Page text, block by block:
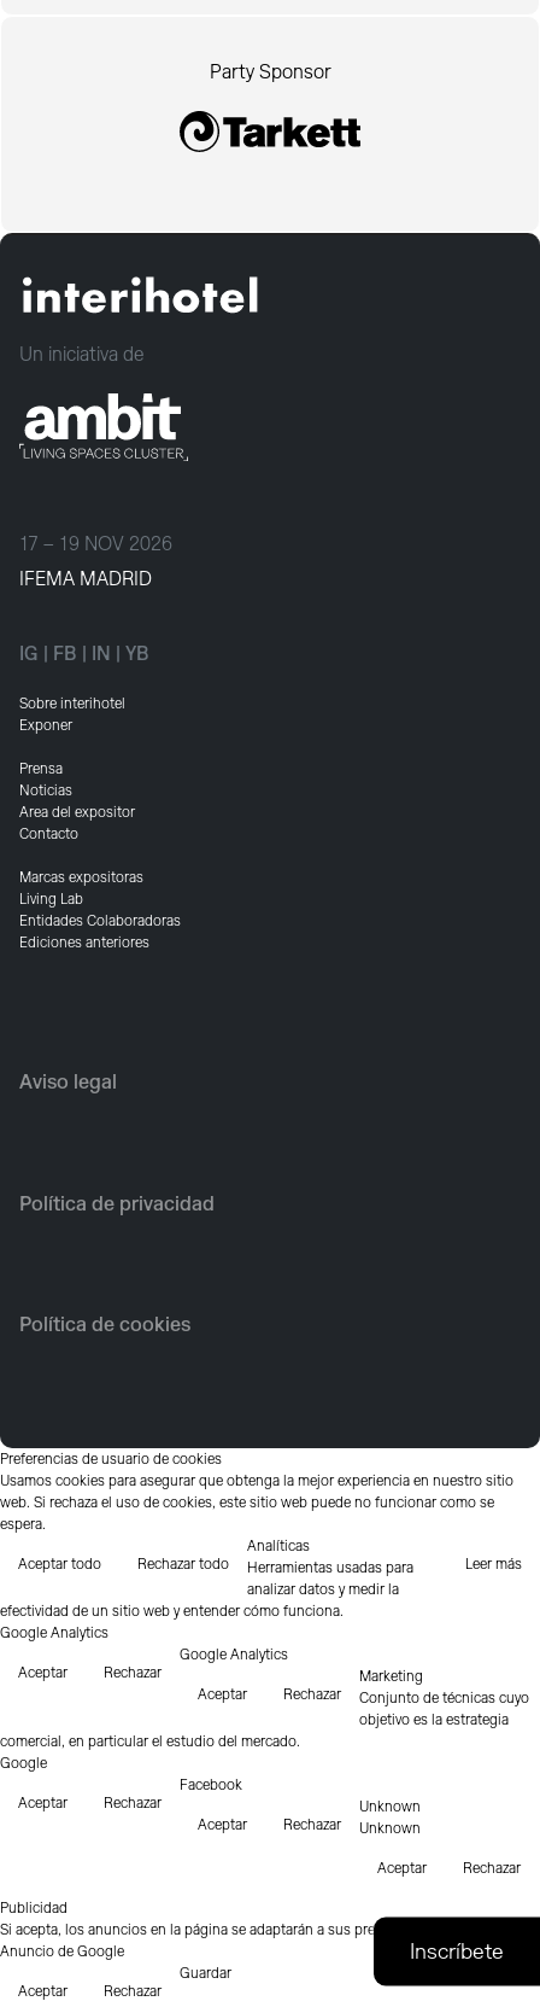
Party Sponsor
Un iniciativa de
17 – 19 NOV 2026
IFEMA MADRID
IG FB IN YB
Sobre interihotel
Exponer
Prensa
Noticias
Area del expositor
Contacto
Marcas expositoras
Living Lab
Entidades Colaboradoras
Ediciones anteriores
Aviso legal
Política de privacidad
Política de cookies
Preferencias de usuario de cookies
Usamos cookies para asegurar que obtenga la mejor experiencia en nuestro sitio
web. Si rechaza el uso de cookies, este sitio web puede no funcionar como se
espera.
Aceptar todo Rechazar todo Leer más
Analíticas
Herramientas usadas para
analizar datos y medir la
efectividad de un sitio web y entender cómo funciona.
Google Analytics
Aceptar Rechazar
Google Analytics
Aceptar Rechazar
Marketing
Conjunto de técnicas cuyo
objetivo es la estrategia
comercial, en particular el estudio del mercado.
Google
Aceptar Rechazar
Facebook
Aceptar Rechazar
Unknown
Unknown
Aceptar Rechazar
Publicidad
Si acepta, los anuncios en la página se adaptarán a sus preferencias.
Anuncio de Google
Aceptar Rechazar
Guardar